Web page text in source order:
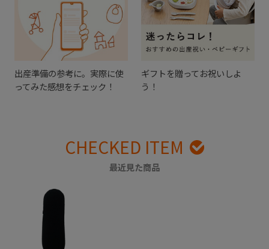
出産準備の参考に。実際に使
ってみた感想をチェック！
ギフトを贈ってお祝いしよ
う！
CHECKED ITEM
最近見た商品